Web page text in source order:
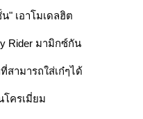
" เอาโมเดลฮิต
Rider มามิกซ์กัน
สามารถใส่เก๋ๆได้
โครเมี่ยม